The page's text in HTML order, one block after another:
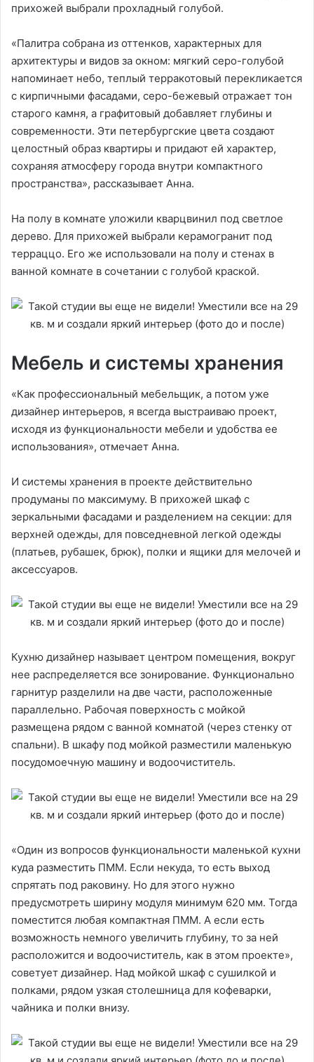
прихожей выбрали прохладный голубой.
«Палитра собрана из оттенков, характерных для
архитектуры и видов за окном: мягкий серо-голубой
напоминает небо, теплый терракотовый перекликается
с кирпичными фасадами, серо-бежевый отражает тон
старого камня, а графитовый добавляет глубины и
современности. Эти петербургские цвета создают
целостный образ квартиры и придают ей характер,
сохраняя атмосферу города внутри компактного
пространства», рассказывает Анна.
На полу в комнате уложили кварцвинил под светлое
дерево. Для прихожей выбрали керамогранит под
терраццо. Его же использовали на полу и стенах в
ванной комнате в сочетании с голубой краской.
Мебель и системы хранения
«Как профессиональный мебельщик, а потом уже
дизайнер интерьеров, я всегда выстраиваю проект,
исходя из функциональности мебели и удобства ее
использования», отмечает Анна.
И системы хранения в проекте действительно
продуманы по максимуму. В прихожей шкаф с
зеркальными фасадами и разделением на секции: для
верхней одежды, для повседневной легкой одежды
(платьев, рубашек, брюк), полки и ящики для мелочей и
аксессуаров.
Кухню дизайнер называет центром помещения, вокруг
нее распределяется все зонирование. Функционально
гарнитур разделили на две части, расположенные
параллельно. Рабочая поверхность с мойкой
размещена рядом с ванной комнатой (через стенку от
спальни). В шкафу под мойкой разместили маленькую
посудомоечную машину и водоочиститель.
«Один из вопросов функциональности маленькой кухни
куда разместить ПММ. Если некуда, то есть выход
спрятать под раковину. Но для этого нужно
предусмотреть ширину модуля минимум 620 мм. Тогда
поместится любая компактная ПММ. А если есть
возможность немного увеличить глубину, то за ней
расположится и водоочиститель, как в этом проекте»,
советует дизайнер. Над мойкой шкаф с сушилкой и
полками, рядом узкая столешница для кофеварки,
чайника и полки внизу.